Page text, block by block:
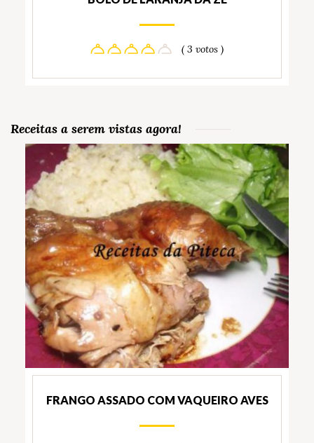
( 3 votos )
Receitas a serem vistas agora!
FRANGO ASSADO COM VAQUEIRO AVES